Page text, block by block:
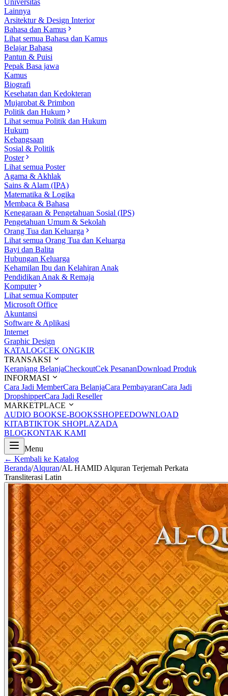
Universitas
Lainnya
Arsitektur & Design Interior
Bahasa dan Kamus
Lihat semua Bahasa dan Kamus
Belajar Bahasa
Pantun & Puisi
Pepak Basa jawa
Kamus
Biografi
Kesehatan dan Kedokteran
Mujarobat & Primbon
Politik dan Hukum
Lihat semua Politik dan Hukum
Hukum
Kebangsaan
Sosial & Politik
Poster
Lihat semua Poster
Agama & Akhlak
Sains & Alam (IPA)
Matematika & Logika
Membaca & Bahasa
Kenegaraan & Pengetahuan Sosial (IPS)
Pengetahuan Umum & Sekolah
Orang Tua dan Keluarga
Lihat semua Orang Tua dan Keluarga
Bayi dan Balita
Hubungan Keluarga
Kehamilan Ibu dan Kelahiran Anak
Pendidikan Anak & Remaja
Komputer
Lihat semua Komputer
Microsoft Office
Akuntansi
Software & Aplikasi
Internet
Graphic Design
KATALOGCEK ONGKIR
TRANSAKSI
Keranjang BelanjaCheckoutCek PesananDownload Produk
INFORMASI
Cara Jadi MemberCara BelanjaCara PembayaranCara Jadi
DropshipperCara Jadi Reseller
MARKETPLACE
AUDIO BOOKSE-BOOKSSHOPEEDOWNLOAD
KITABTIKTOK SHOPLAZADA
BLOGKONTAK KAMI
Menu
← Kembali ke Katalog
Beranda/Alquran/AL HAMID Alquran Terjemah Perkata
Transliterasi Latin